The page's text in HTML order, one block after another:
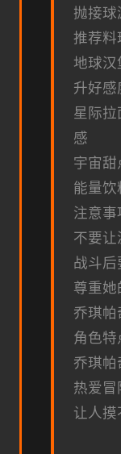
抛接球
推荐料
地球汉
升好感
星际拉
感
宇宙甜
能量饮
注意事
不要让
战斗后
尊重她
乔琪帕
角色特
乔琪帕
热爱冒
让人摸